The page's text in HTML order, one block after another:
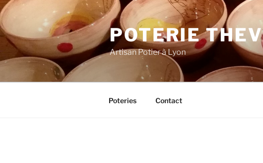
Aller
au
contenu
principal
POTERIE
Artisan Potier à Lyon
Poteries Contact